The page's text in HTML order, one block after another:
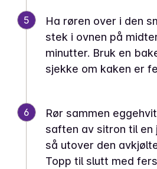
5
Ha røren over i den
stek i ovnen på
minutter. Bruk en
sjekke om kaken er
6
Rør sammen
saften av sitron til en
så utover den
Topp til slutt med